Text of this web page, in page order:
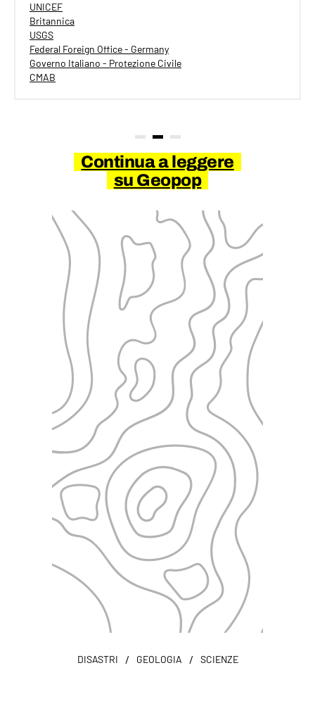
UNICEF
Britannica
USGS
Federal Foreign Office - Germany
Governo Italiano - Protezione Civile
CMAB
Continua a leggere
su Geopop
DISASTRI / GEOLOGIA / SCIENZE